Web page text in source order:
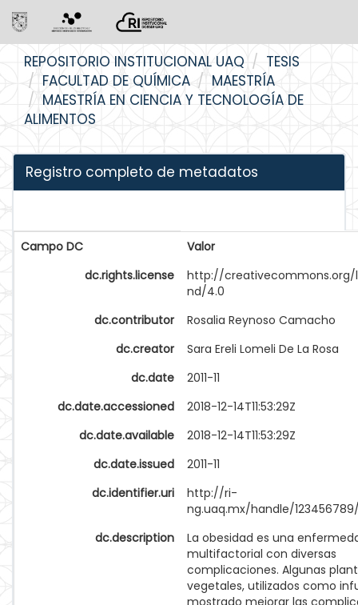
navigation
REPOSITORIO INSTITUCIONAL UAQ
TESIS
FACULTAD DE QUÍMICA
MAESTRÍA
MAESTRÍA EN CIENCIA Y TECNOLOGÍA DE
ALIMENTOS
Registro completo de metadatos
Campo DC
Valor
dc.rights.license
http://
nd/4.0
dc.contributor
Rosalia Reynoso Camacho
dc.creator
Sara Ereli Lomeli De La Rosa
dc.date
2011-11
dc.date.accessioned
2018-12-14T11:53:29Z
dc.date.available
2018-12-14T11:53:29Z
dc.date.issued
2011-11
dc.identifier.uri
http://ri-
ng.uaq.mx/handle/
dc.description
La obesidad es una
multifactorial con diversas
complicaciones. Algunas
vegetales, utilizados como
mostrado mejorar las